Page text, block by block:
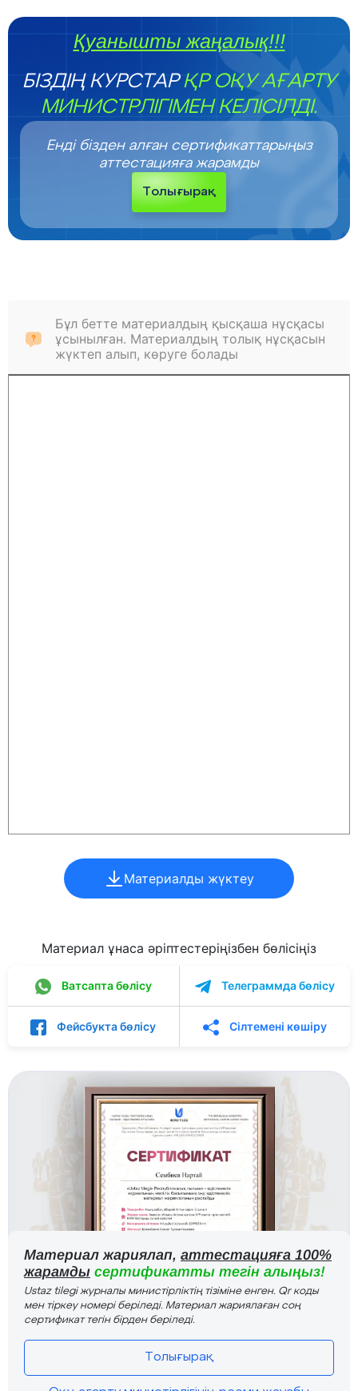
Қуанышты жаңалық!!!
БІЗДІҢ КУРСТАРҚР ОҚУ АҒАРТУ
МИНИСТРЛІГІМЕН КЕЛІСІЛДІ.
Енді бізден алған сертификаттарыңыз
аттестацияға жарамды
Толығырақ
Бұл бетте материалдың қысқаша нұсқасы
ұсынылған. Материалдың толық нұсқасын
жүктеп алып, көруге болады
Материалды жүктеу
Материал ұнаса әріптестеріңізбен бөлісіңіз
Ватсапта бөлісу Телеграммда бөлісу
Фейсбукта бөлісу Сілтемені көшіру
Материал жариялап, аттестацияға 100%
жарамды сертификатты тегін алыңыз!
Ustaz tilegi журналы министірліктің тізіміне енген. Qr коды
мен тіркеу номері беріледі. Материал жариялаған соң
сертификат тегін бірден беріледі.
Толығырақ